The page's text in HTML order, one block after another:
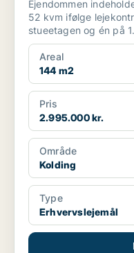
Ejendommen
52 kvm ifølge
Areal
144 m2
Pris
2.995.000 kr.
Område
Kolding
Type
Erhvervslejemål